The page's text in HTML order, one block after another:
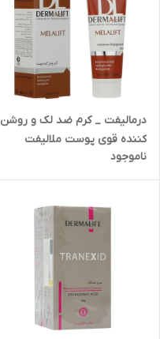
درمالیفت _ کرم ضد لک و روشن
کننده قوی پوست ملالیفت
ناموجود